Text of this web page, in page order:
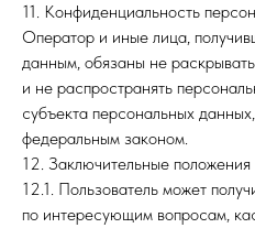
11. Конфиденциальность
Оператор и иные лица,
данным, обязаны не
и не распространять
субъекта персональных
федеральным законом.
12. Заключительные положения
12.1. Пользователь может
по интересующим вопросам,